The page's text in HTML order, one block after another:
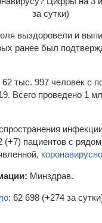
выздоровели и
ранее был
62 тыс. 997 человек с
Всего проведено 1
(+7) пациентов с
Минздрав.
: 62 698 (+274 за